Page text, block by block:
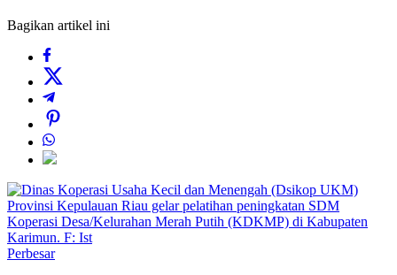
Bagikan artikel ini
Perbesar